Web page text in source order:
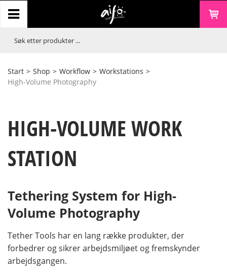
Start > Shop > Workflow > Workstations >
High-Volume Photography
HIGH-VOLUME WORK
STATION
Tethering System for High-
Volume Photography
Tether Tools har en lang række produkter, der
forbedrer og sikrer arbejdsmiljøet og fremskynder
arbejdsgangen.